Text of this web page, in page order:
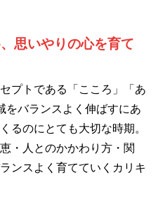
思いやりの心を育て
プトである「こころ」「あ
をバランスよく伸ばすにあ
るのにとても大切な時期。
・人とのかかわり方・関
ンスよく育てていくカリキ